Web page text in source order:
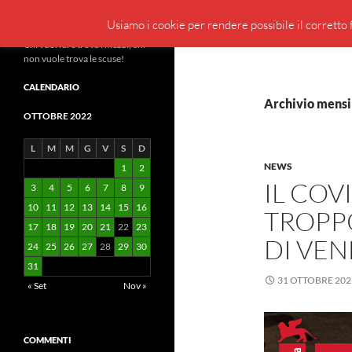
Vai
contenuto
Archivio
NEWS
IL
DI
31 OTTOBRE
Chi vuol fare trova i mezzi, chi
non vuole trova le scuse!
CALENDARIO
OTTOBRE 2022
L M M G V S
D
1
2
3
4 5 6 7 8
9
10
11 12 13 14 15
16
17
18 19 20 21 22 23
24 25 26 27 28 29
30
31
« Set
Nov »
COMMENTI
Usiamo i cookie per rendere possibile il